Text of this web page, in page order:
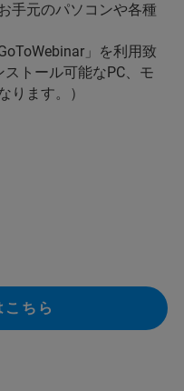
手元のパソコンや各種
」を利用致
トール可能なPC、モ
ります。）
ちら